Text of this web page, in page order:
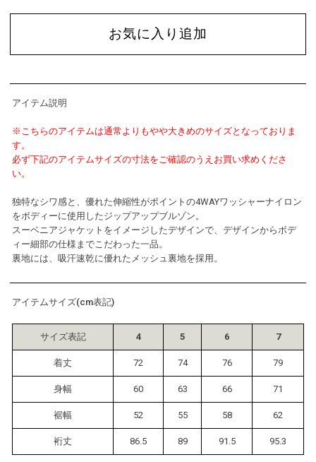
お気に入り追加
アイテム説明
※こちらのアイテムは通常よりもやや大きめのサイズとなっておりま
す。
必ず下記のアイテムサイズの寸法をご確認のうえお買い求めくださ
い。
独特なシワ感と、優れた伸縮性がポイントの4WAYワッシャーナイロン
をボディーに使用したジップアップブルゾン。
スーベニアジャケットをイメージしたデザインで、デザインからボデ
ィー細部の仕様までこだわった一品。
裏地には、吸汗速乾に優れたメッシュ裏地を採用。
アイテムサイズ(cm表記)
サイズ表記 4 5 6 7
着丈 72 74 76 79
身幅 60 63 66 71
裾幅 52 55 58 62
裄丈 86.5 89 91.5 95.3